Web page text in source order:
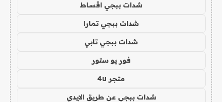
شدات ببجي اقساط
شدات ببجي تمارا
شدات ببجي تابي
فور يو ستور
متجر 4u
شدات ببجي عن طريق الايدي